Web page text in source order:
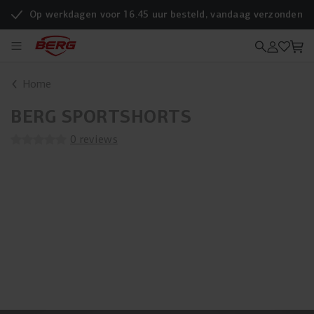
Op werkdagen voor 16.45 uur besteld, vandaag verzonden
Home
BERG SPORTSHORTS
0 reviews